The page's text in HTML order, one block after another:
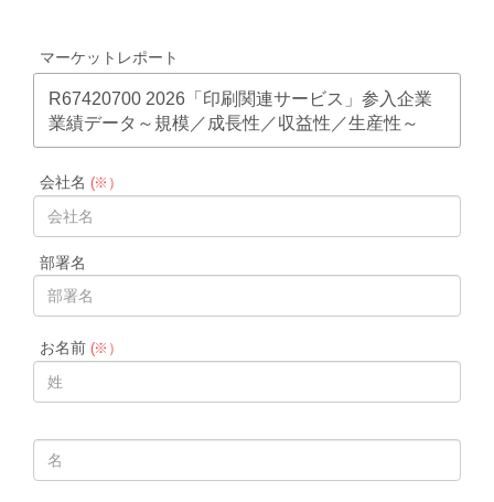
マーケットレポート
R67420700 2026「印刷関連サービス」参入企業
業績データ～規模／成長性／収益性／生産性～
会社名 (※）
部署名
お名前(※）